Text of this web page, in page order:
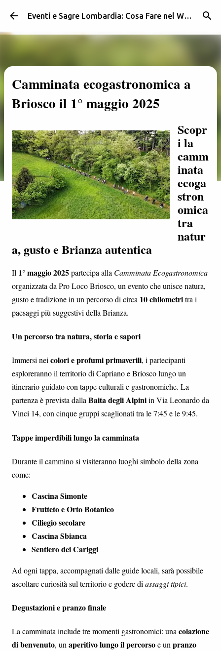
Passa ai contenuti principali Eventi e Sagre Lombardia: Cosa Fare nel Weekend | Weekendidea
Camminata ecogastronomica a
Briosco il 1° maggio 2025
Scopr
i la
camm
inata
ecoga
stron
omica
tra
natur
a, gusto e Brianza autentica
Il 1° maggio 2025partecipa alla Camminata Ecogastronomica
organizzata da Pro Loco Briosco, un evento che unisce natura,
gusto e tradizione in un percorso di circa 10 chilometritra i
paesaggi più suggestivi della Brianza.
Un percorso tra natura, storia e sapori
Immersi neicolori e profumi primaverili, i partecipanti
esploreranno il territorio di Capriano e Briosco lungo un
itinerario guidato con tappe culturali e gastronomiche. La
partenza è prevista dallaBaita degli Alpiniin Via Leonardo da
Vinci 14, con cinque gruppi scaglionati tra le 7:45 e le 9:45.
Tappe imperdibili lungo la camminata
Durante il cammino si visiteranno luoghi simbolo della zona
come:
Cascina Simonte
Frutteto e Orto Botanico
Ciliegio secolare
Cascina Sbianca
Sentiero dei Cariggi
Ad ogni tappa, accompagnati dalle guide locali, sarà possibile
ascoltare curiosità sul territorio e godere di assaggi tipici.
Degustazioni e pranzo finale
La camminata include tre momenti gastronomici: unacolazione
di benvenuto, unaperitivo lungo il percorsoe unpranzo